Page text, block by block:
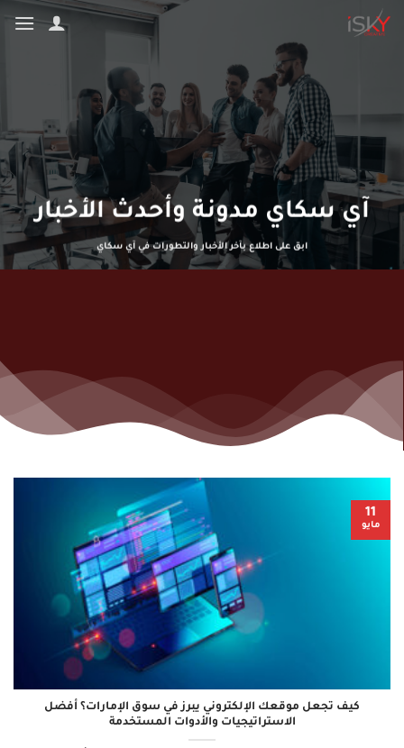
تخطي
للمحتوى
آي سكاي مدونة وأحدث الأخبار
ابق على اطلاع بآخر الأخبار والتطورات في آي سكاي
كيف تجعل موقعك الإلكتروني يبرز في سوق الإمارات؟ أفضل
الاستراتيجيات والأدوات المستخدمة
11
مايو